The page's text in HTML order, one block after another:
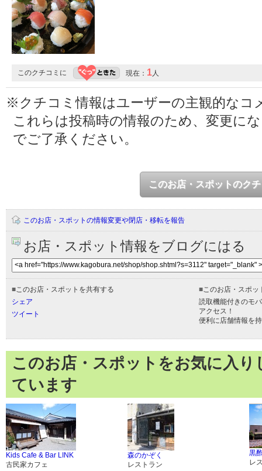
このクチコミに 現在： 1 人
※クチコミ情報はユーザーの主観的なコ
これらは投稿時の情報のため、変更に
でご了承ください。
このお店・スポットのク
このお店・スポットの情報変更や閉店・移転を報告
お店・スポット情報をブログにはる
■ このお店・スポットを共有する
シェア
ツイート
■ このお店・スポ
読取機能付きのモ
アクセス！
便利に店舗情報を
このお店・スポットをお気に入
ています
Kids Cafe & Bar LINK
古民家カフェ
森のかぞく
レストラン
黒
レ